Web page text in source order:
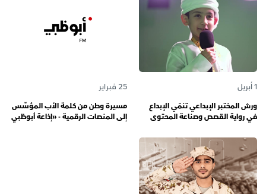
1 أبريل
ورش المختبر الإبداعي تنمّي الإبداع
في رواية القصص وصناعة المحتوى
الصغار
25 فبراير
مسيرة وطن من كلمة الأب المؤسِّس
إلى المنصات الرقمية - «إذاعة أبوظبي